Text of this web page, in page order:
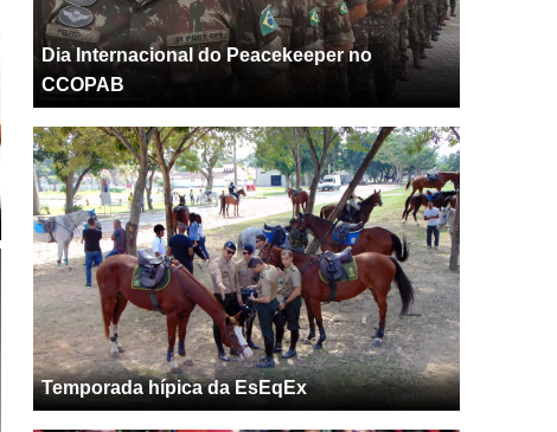
Dia Internacional do Peacekeeper no
CCOPAB
Temporada hípica da EsEqEx